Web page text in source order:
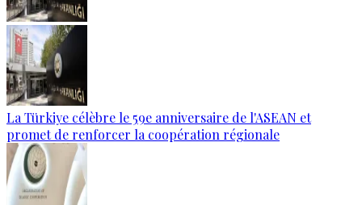
La Türkiye célèbre le 59e anniversaire de l'ASEAN et
promet de renforcer la coopération régionale